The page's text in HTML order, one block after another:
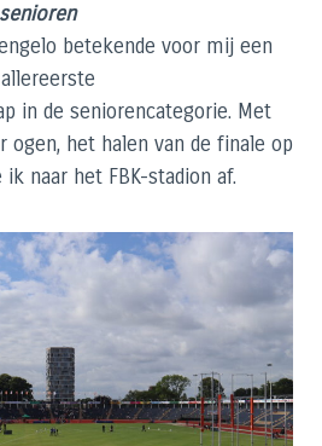
betekende voor mij een
in de seniorencategorie. Met
ogen, het halen van de finale op
naar het FBK-stadion af.